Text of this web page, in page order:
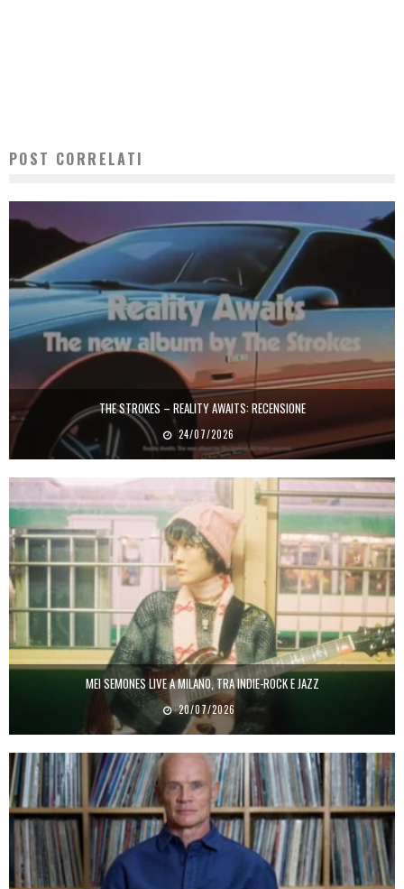
POST CORRELATI
THE STROKES – REALITY AWAITS: RECENSIONE
24/07/2026
MEI SEMONES LIVE A MILANO, TRA INDIE-ROCK E JAZZ
20/07/2026